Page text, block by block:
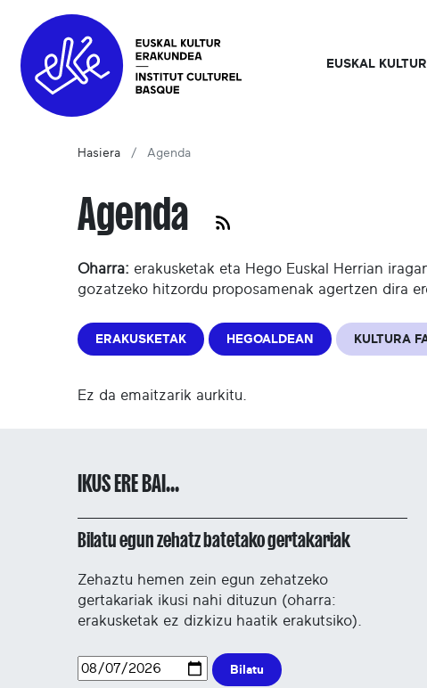
EUSKAL
Hasiera Agenda
Agenda
Oharra: erakusketak eta Hego Euskal Herrian
gozatzeko hitzordu proposamenak agertzen dira
ERAKUSKETAK HEGOALDEAN KULTURA
Ez da emaitzarik aurkitu.
IKUS ERE BAI...
Bilatu egun zehatz batetako gertakariak
Zehaztu hemen zein egun zehatzeko
gertakariak ikusi nahi dituzun (oharra:
erakusketak ez dizkizu haatik erakutsiko).
Bilatu